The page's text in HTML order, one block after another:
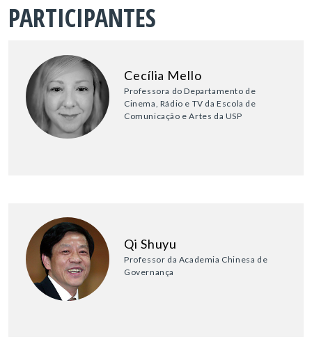
PARTICIPANTES
Cecília Mello
Professora do Departamento de
Cinema, Rádio e TV da Escola de
Comunicação e Artes da USP
Qi Shuyu
Professor da Academia Chinesa de
Governança